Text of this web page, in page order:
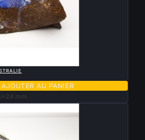
AJOUTER AU PANIER
mm